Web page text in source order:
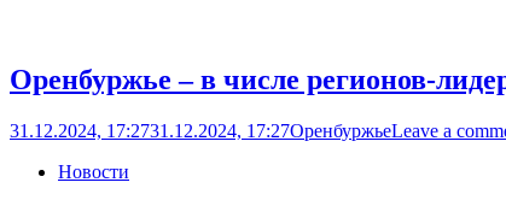
Оренбуржье – в числе регионов-
31.12.2024, 17:2731.12.2024, 17:27ОренбуржьеLeave a
Новости